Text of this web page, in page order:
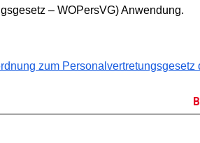
– WOPersVG) Anwendung.
zum Personalvertretungsgesetz